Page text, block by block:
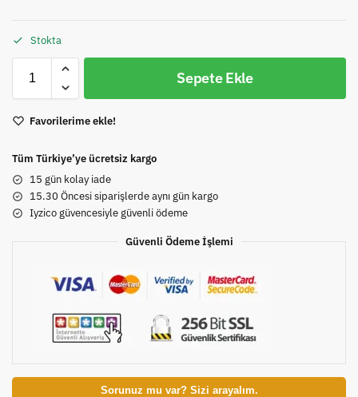
Stokta
Sepete Ekle
Favorilerime ekle!
Tüm Türkiye’ye ücretsiz kargo
15 gün kolay iade
15.30 Öncesi siparişlerde aynı gün kargo
Iyzico güvencesiyle güvenli ödeme
Güvenli Ödeme İşlemi
Sorunuz mu var? Sizi arayalım.